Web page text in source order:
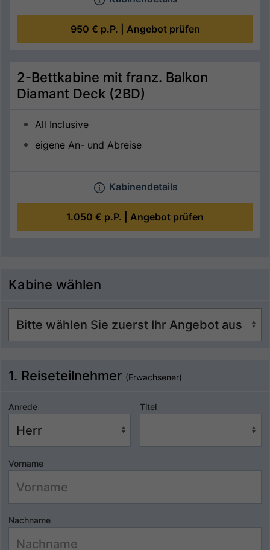
950 € p.P. | Angebot prüfen
2-Bettkabine mit franz. Balkon
Diamant Deck (2BD)
All Inclusive
eigene An- und Abreise
Kabinendetails
1.050 € p.P. | Angebot prüfen
Kabine wählen
1. Reiseteilnehmer (Erwachsener)
Anrede Titel
Vorname
Nachname